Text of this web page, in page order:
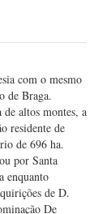
com o mesmo
de Braga.
altos montes, a
residente de
de 696 ha.
por Santa
enquanto
de D.
De